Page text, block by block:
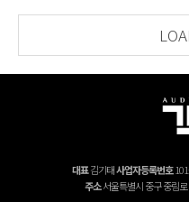
대표김기태사업자등록번호
주소서울특별시 중구 중림